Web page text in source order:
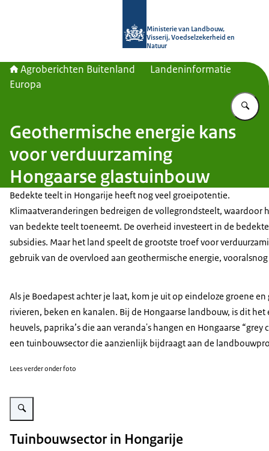
Ministerie van Landbouw,
Visserij, Voedselzekerheid en
Natuur
Agroberichten Buitenland
Landeninformatie
Europa
Geothermische energie kans
voor verduurzaming
Hongaarse glastuinbouw
Bedekte teelt in Hongarije heeft nog veel groeipotentie.
Klimaatveranderingen bedreigen de vollegrondsteelt, waardoor
van bedekte teelt toeneemt. De overheid investeert in de
subsidies. Maar het land speelt de grootste troef voor
gebruik van de overvloed aan geothermische energie,
Als je Boedapest achter je laat, kom je uit op eindeloze groene
rivieren, beken en kanalen. Bij de Hongaarse landbouw, is dit
heuvels, paprika’s die aan veranda's hangen en Hongaarse “grey
een tuinbouwsector die aanzienlijk bijdraagt aan de
Lees verder onder foto
Vergroot afbeelding Kas in Hongarije
Tuinbouwsector in Hongarije